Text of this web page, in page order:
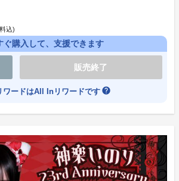
込)
ぐ購入して、支援できます
販売終了
ワードはAll Inリワードです help